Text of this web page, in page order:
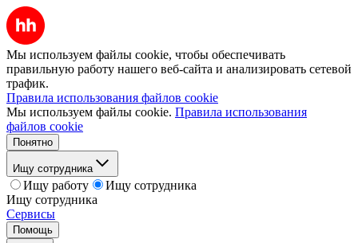
Мы используем файлы cookie, чтобы обеспечивать
правильную работу нашего веб-сайта и анализировать сетевой
трафик.
Правила использования файлов cookie
Мы используем файлы cookie. Правила использования
файлов cookie
Понятно
Ищу сотрудника
Ищу работу
Ищу сотрудника
Ищу сотрудника
Сервисы
Помощь